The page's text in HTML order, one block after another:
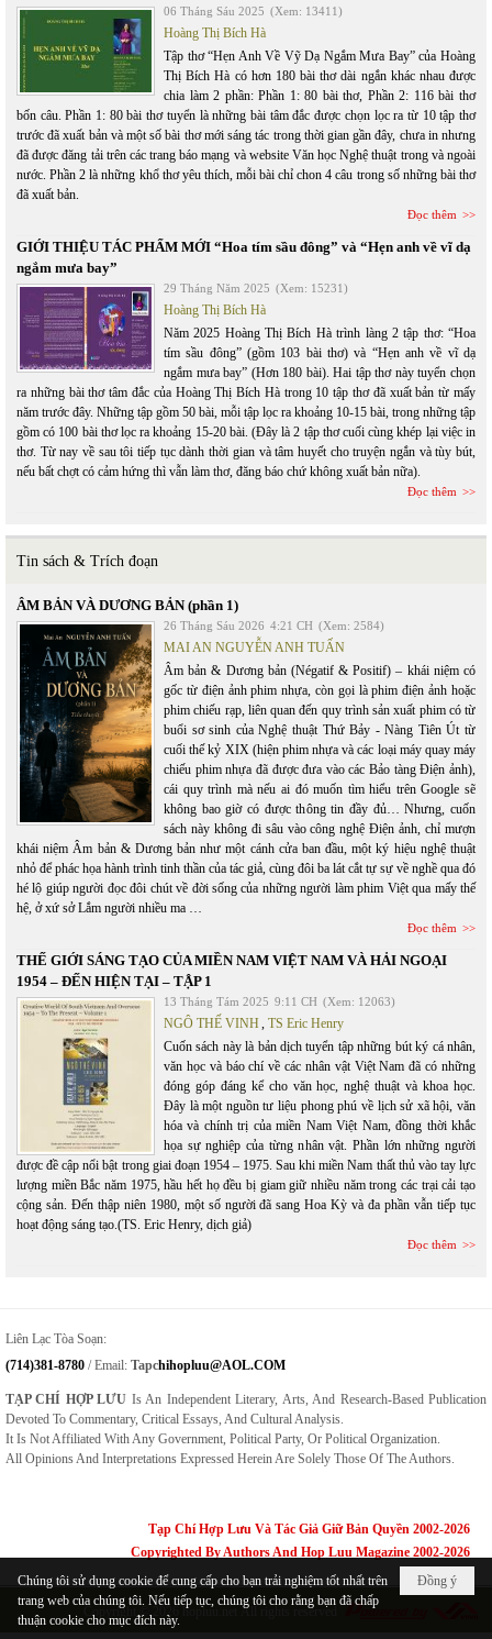
06 Tháng Sáu 2025 (Xem: 13411)
Hoàng Thị Bích Hà
Tập thơ “Hẹn Anh Về Vỹ Dạ Ngắm Mưa Bay” của Hoàng
Thị Bích Hà có hơn 180 bài thơ dài ngắn khác nhau được
chia làm 2 phần: Phần 1: 80 bài thơ, Phần 2: 116 bài thơ
bốn câu. Phần 1: 80 bài thơ tuyển là những bài tâm đắc được chọn lọc ra từ 10 tập thơ
trước đã xuất bản và một số bài thơ mới sáng tác trong thời gian gần đây, chưa in nhưng
đã được đăng tải trên các trang báo mạng và website Văn học Nghệ thuật trong và ngoài
nước. Phần 2 là những khổ thơ yêu thích, mỗi bài chỉ chon 4 câu trong số những bài thơ
đã xuất bản.
Đọc thêm
GIỚI THIỆU TÁC PHẨM MỚI “Hoa tím sầu đông” và “Hẹn anh về vĩ dạ
ngắm mưa bay”
29 Tháng Năm 2025 (Xem: 15231)
Hoàng Thị Bích Hà
Năm 2025 Hoàng Thị Bích Hà trình làng 2 tập thơ: “Hoa
tím sầu đông” (gồm 103 bài thơ) và “Hẹn anh về vĩ dạ
ngắm mưa bay” (Hơn 180 bài). Hai tập thơ này tuyển chọn
ra những bài thơ tâm đắc của Hoàng Thị Bích Hà trong 10 tập thơ đã xuất bản từ mấy
năm trước đây. Những tập gồm 50 bài, mỗi tập lọc ra khoảng 10-15 bài, trong những tập
gồm có 100 bài thơ lọc ra khoảng 15-20 bài. (Đây là 2 tập thơ cuối cùng khép lại việc in
thơ. Từ nay về sau tôi tiếp tục dành thời gian và tâm huyết cho truyện ngắn và tùy bút,
nếu bất chợt có cảm hứng thì vẫn làm thơ, đăng báo chứ không xuất bản nữa).
Đọc thêm
Tin sách & Trích đoạn
ÂM BẢN VÀ DƯƠNG BẢN (phần 1)
26 Tháng Sáu 2026 4:21 CH (Xem: 2584)
MAI AN NGUYỄN ANH TUẤN
Âm bản & Dương bản (Négatif & Positif) – khái niệm có
gốc từ điện ảnh phim nhựa, còn gọi là phim điện ảnh hoặc
phim chiếu rạp, liên quan đến quy trình sản xuất phim có từ
buổi sơ sinh của Nghệ thuật Thứ Bảy - Nàng Tiên Út từ
cuối thế kỷ XIX (hiện phim nhựa và các loại máy quay máy
chiếu phim nhựa đã được đưa vào các Bảo tàng Điện ảnh),
cái quy trình mà nếu ai đó muốn tìm hiểu trên Google sẽ
không bao giờ có được thông tin đầy đủ… Nhưng, cuốn
sách này không đi sâu vào công nghệ Điện ảnh, chỉ mượn
khái niệm Âm bản & Dương bản như một cánh cửa ban đầu, một ký hiệu nghệ thuật
nhỏ để phác họa hành trình tinh thần của tác giả, cùng đôi ba lát cắt tự sự về nghề qua đó
hé lộ giúp người đọc đôi chút về đời sống của những người làm phim Việt qua mấy thế
hệ, ở xứ sở Lắm người nhiều ma …
Đọc thêm
THẾ GIỚI SÁNG TẠO CỦA MIỀN NAM VIỆT NAM VÀ HẢI NGOẠI
1954 – ĐẾN HIỆN TẠI – TẬP 1
13 Tháng Tám 2025 9:11 CH (Xem: 12063)
NGÔ THẾ VINH, TS Eric Henry
Cuốn sách này là bản dịch tuyển tập những bút ký cá nhân,
văn học và báo chí về các nhân vật Việt Nam đã có những
đóng góp đáng kể cho văn học, nghệ thuật và khoa học.
Đây là một nguồn tư liệu phong phú về lịch sử xã hội, văn
hóa và chính trị của miền Nam Việt Nam, đồng thời khắc
họa sự nghiệp của từng nhân vật. Phần lớn những người
được đề cập nổi bật trong giai đoạn 1954 – 1975. Sau khi miền Nam thất thủ vào tay lực
lượng miền Bắc năm 1975, hầu hết họ đều bị giam giữ nhiều năm trong các trại cải tạo
cộng sản. Đến thập niên 1980, một số người đã sang Hoa Kỳ và đa phần vẫn tiếp tục
hoạt động sáng tạo.(TS. Eric Henry, dịch giả)
Đọc thêm
Liên Lạc Tòa Soạn:
(714)381-8780 / Email: TapcHihopluu@AOL.COM
TẠP CHÍ HỢP LƯU Is An Independent Literary, Arts, And Research-Based Publication
Devoted To Commentary, Critical Essays, And Cultural Analysis.
It Is Not Affiliated With Any Government, Political Party, Or Political Organization.
All Opinions And Interpretations Expressed Herein Are Solely Those Of The Authors.
Tạp Chí Hợp Lưu Và Tác Giả Giữ Bản Quyền 2002-2026
Copyrighted By Authors And Hop Luu Magazine 2002-2026
Copyright © 2026 hopluu.net All rights reserved
Đồng ý
Chúng tôi sử dụng cookie để cung cấp cho bạn trải nghiệm tốt nhất trên
trang web của chúng tôi. Nếu tiếp tục, chúng tôi cho rằng bạn đã chấp
thuận cookie cho mục đích này.